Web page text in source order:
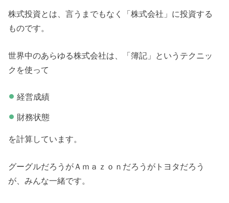
株式投資とは、言うまでもなく「株式会社」に投資する
ものです。
世界中のあらゆる株式会社は、「簿記」というテクニッ
クを使って
経営成績
財務状態
を計算しています。
グーグルだろうがＡｍａｚｏｎだろうがトヨタだろう
が、みんな一緒です。